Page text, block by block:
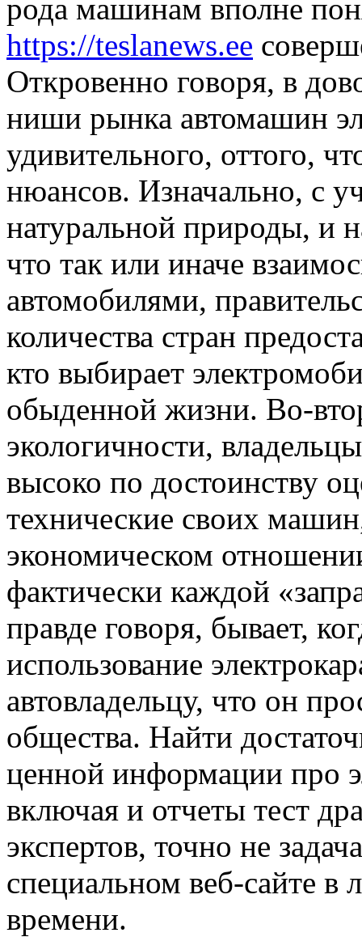
рода машинам вполне
https://teslanews.ee
Откровенно говоря, в
ниши рынка автомашин
удивительного, оттого,
нюансов. Изначально, с
натуральной природы, и
что так или иначе
автомобилями,
количества стран
кто выбирает
обыденной жизни. Во-
экологичности,
высоко по достоинству
технические своих
экономическом
фактически каждой
правде говоря, бывает,
использование
автовладельцу, что он
общества. Найти
ценной информации про
включая и отчеты тест
экспертов, точно не
специальном веб-сайте
времени.